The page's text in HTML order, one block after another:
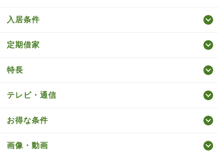
入居条件
定期借家
特長
テレビ・通信
お得な条件
画像・動画